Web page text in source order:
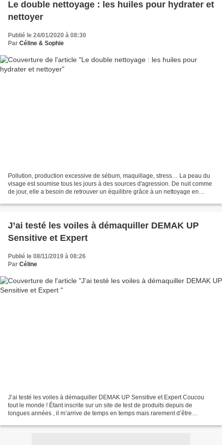
Le double nettoyage : les huiles pour hydrater et
nettoyer
Publié le 24/01/2020 à 08:30
Par Céline & Sophie
Pollution, production excessive de sébum, maquillage, stress… La peau du
visage est soumise tous les jours à des sources d'agression. De nuit comme
de jour, elle a besoin de retrouver un équilibre grâce à un nettoyage en
J’ai testé les voiles à démaquiller DEMAK UP
Sensitive et Expert
Publié le 08/11/2019 à 08:26
Par Céline
J’ai testé les voiles à démaquiller DEMAK UP Sensitive et Expert Coucou
tout le monde ! Étant inscrite sur un site de test de produits depuis de
longues années , il m’arrive de temps en temps mais rarement d’être